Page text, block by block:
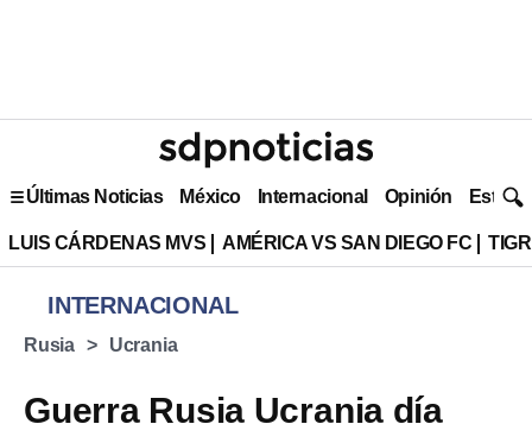
Últimas Noticias México Internacional Opinión Estilo
LUIS CÁRDENAS MVS AMÉRICA VS SAN DIEGO FC
INTERNACIONAL
Rusia Ucrania
Guerra Rusia Ucrania día